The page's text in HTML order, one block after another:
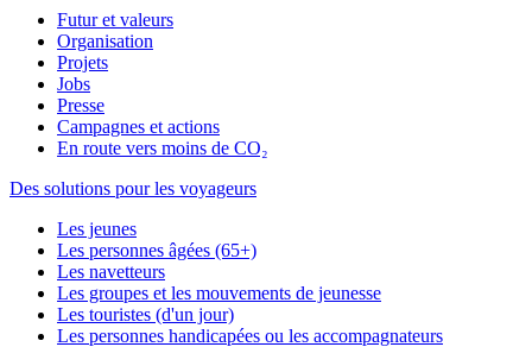
Futur et valeurs
Organisation
Projets
Jobs
Presse
Campagnes et actions
En route vers moins de CO₂
Des solutions pour les voyageurs
Les jeunes
Les personnes âgées (65+)
Les navetteurs
Les groupes et les mouvements de jeunesse
Les touristes (d'un jour)
Les personnes handicapées ou les accompagnateurs